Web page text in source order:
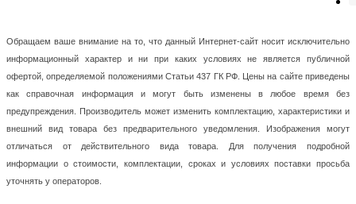
Обращаем ваше внимание на то, что данный Интернет-сайт носит исключительно
информационный характер и ни при каких условиях не является публичной
офертой, определяемой положениями Статьи 437 ГК РФ. Цены на сайте приведены
как справочная информация и могут быть изменены в любое время без
предупреждения. Производитель может изменить комплектацию, характеристики и
внешний вид товара без предварительного уведомления. Изображения могут
отличаться от действительного вида товара. Для получения подробной
информации о стоимости, комплектации, сроках и условиях поставки просьба
уточнять у операторов.